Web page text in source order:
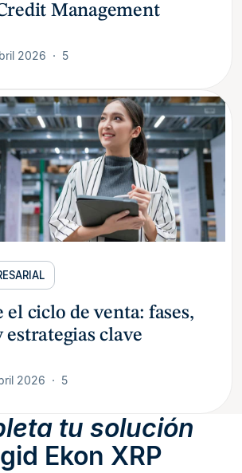
Management
2026 5
el ciclo de venta: fases,
estrategias clave
2026 5
tu solución
Ekon XRP